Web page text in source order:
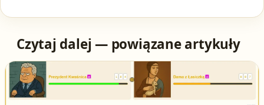
Czytaj dalej — powiązane artykuły